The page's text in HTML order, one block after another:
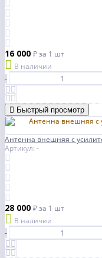
16 000 ₽за 1 шт
В наличии
-
Быстрый просмотр
Антенна внешняя с
Артикул: -
28 000 ₽за 1 шт
В наличии
-